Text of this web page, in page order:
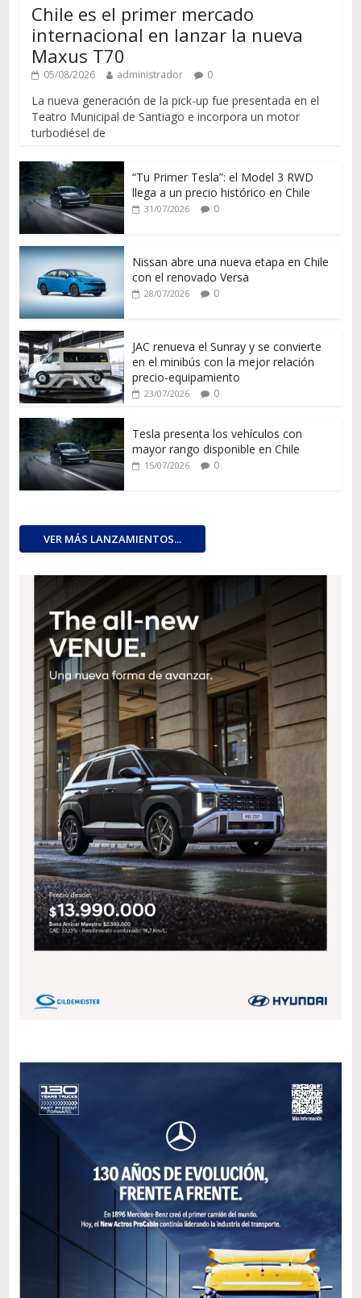
Chile es el primer mercado
internacional en lanzar la nueva
Maxus T70
05/08/2026 administrador 0
La nueva generación de la pick-up fue presentada en el
Teatro Municipal de Santiago e incorpora un motor
turbodiésel de
“Tu Primer Tesla”: el Model 3 RWD
llega a un precio histórico en Chile
31/07/2026 0
Nissan abre una nueva etapa en Chile
con el renovado Versa
28/07/2026 0
JAC renueva el Sunray y se convierte
en el minibús con la mejor relación
precio-equipamiento
23/07/2026 0
Tesla presenta los vehículos con
mayor rango disponible en Chile
15/07/2026 0
VER MÁS LANZAMIENTOS...